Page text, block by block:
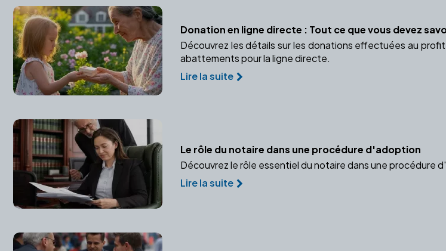
Donation en ligne directe : Tout ce que vous devez
Découvrez les détails sur les donations effectuées au
abattements pour la ligne directe.
Lire la suite
Le rôle du notaire dans une procédure d'adoption
Découvrez le rôle essentiel du notaire dans une procédure
Lire la suite